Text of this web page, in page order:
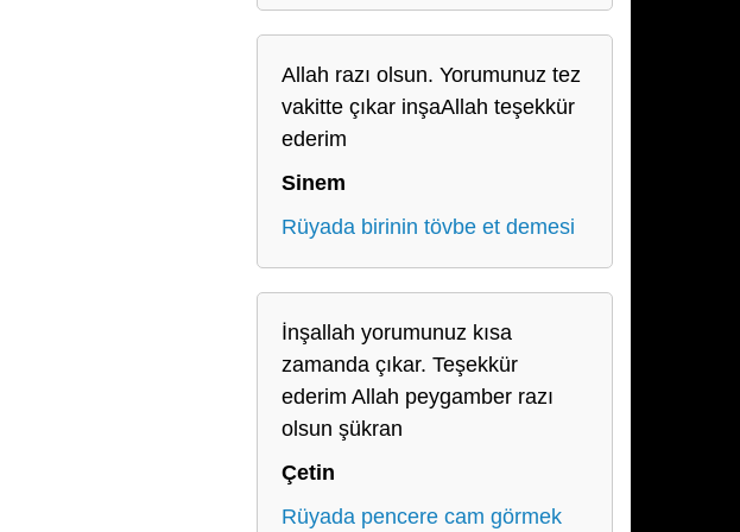
Allah razı olsun. Yorumunuz tez
vakitte çıkar inşaAllah teşekkür
ederim
Sinem
Rüyada birinin tövbe et demesi
İnşallah yorumunuz kısa
zamanda çıkar. Teşekkür
ederim Allah peygamber razı
olsun şükran
Çetin
Rüyada pencere cam görmek